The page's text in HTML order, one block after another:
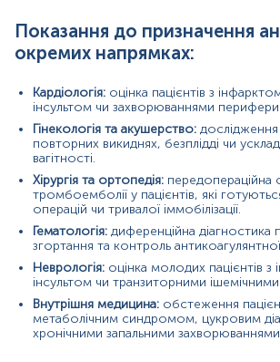
* Одиниці вимірювання, референтні
вимірювань можуть змінюватися у
тест-систем.
Кров відбирається натщесерце (через 8-12
їжі).
Напередодні рекомендовано виключити
ситуації, прийом алкоголю, паління, прийом
навантаження та обмежити фізичну
прийом ліків неможливо, потрібно
адміністратора.
Не повино бути переливання крові чи її
місяці.
Показання до призначення
окремих напрямках:
Кардіологія: оцінка пацієнтів з
інсультом чи захворюваннями
Гінекологія та акушерство:
повторних викиднях, безплідді чи
вагітності.
Хірургія та ортопедія: передопераційна
тромбоемболії у пацієнтів, які
операцій чи тривалої іммобілізації.
Гематологія: диференційна діагностика
згортання та контроль антикоагулянтної
Неврологія: оцінка молодих пацієнтів з
інсультом чи транзиторними
Внутрішня медицина: обстеження
метаболічним синдромом, цукровим
хронічними запальними